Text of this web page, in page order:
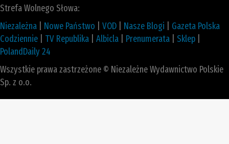
Strefa Wolnego Słowa:
Niezależna
Nowe Państwo VOD Nasze Blogi
Gazeta Polska
Codziennie
TV Republika Albicla Prenumerata Sklep
PolandDaily 24
Wszystkie prawa zastrzeżone © Niezależne Wydawnictwo Polskie
Sp. z o.o.